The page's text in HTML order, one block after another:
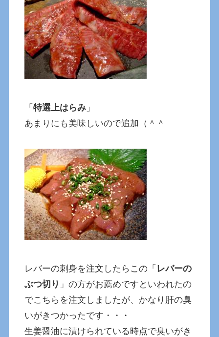
「特選上はらみ 」
あまりにも美味しいので追加（＾＾
レバーの刺身を注文したらこの「 レバーの
ぶつ切り 」の方がお薦めですといわれたの
でこちらを注文しましたが、かなり肝の臭
いがきつかったです・・・
生姜醤油に漬けられている時点で臭いがき